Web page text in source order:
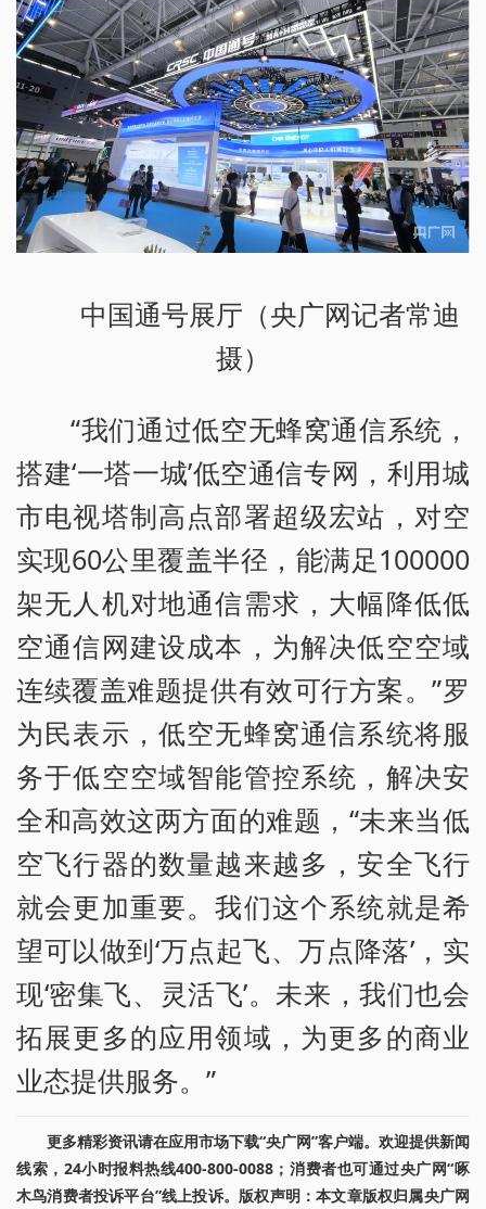
中国通号展厅（央广网记者常迪
摄）
“我们通过低空无蜂窝通信系统，
搭建‘一塔一城’低空通信专网，利用城
市电视塔制高点部署超级宏站，对空
实现60公里覆盖半径，能满足100000
架无人机对地通信需求，大幅降低低
空通信网建设成本，为解决低空空域
连续覆盖难题提供有效可行方案。”罗
为民表示，低空无蜂窝通信系统将服
务于低空空域智能管控系统，解决安
全和高效这两方面的难题，“未来当低
空飞行器的数量越来越多，安全飞行
就会更加重要。我们这个系统就是希
望可以做到‘万点起飞、万点降落’，实
现‘密集飞、灵活飞’。未来，我们也会
拓展更多的应用领域，为更多的商业
业态提供服务。”
更多精彩资讯请在应用市场下载“央广网”客户端。欢迎提供新闻
线索，24小时报料热线400-800-0088；消费者也可通过央广网“啄
木鸟消费者投诉平台”线上投诉。版权声明：本文章版权归属央广网